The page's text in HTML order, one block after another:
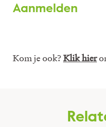
Aanmelden
Kom je ook?Klik hier